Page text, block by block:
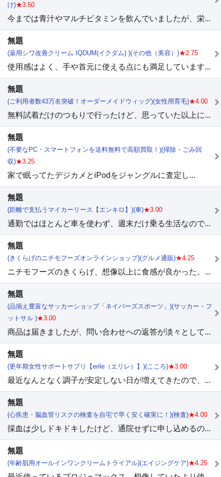
け)★3.50
今までは青汁やマルチビタミンを飲んでいましたが、栄...
無題
(薬用シワ改善クリーム IQDUM(イクダム) )(その他（美容）)★2.75
使用感はよく、手や首元に使える点にも満足しています...
無題
(ご利用者数43万名突破！オーダーメイドウィッグ)(女性用育毛)★4.00
無料試着だけのつもりで行ったけど、思っていた以上に...
無題
(不要なPC・スマートフォンを送料無料で高額買取！)(掃除・ごみ回
収)★3.25
家で眠ってたデジカメとiPodをジャングルに査定し...
無題
(距離で支払うマイカーリース【エンキロ】)(車)★3.00
通勤ではほとんど車を使わず、週末だけ乗る生活なので...
無題
(きくらげのニチモフーズオンラインショップ)(グルメ通販)★4.25
ニチモフーズのきくらげ、想像以上に食感が良かった。...
無題
(品揃え豊富なサッカーショップ「ネイバーズスポーツ」)(サッカー・フ
ットサル )★3.00
商品は届きましたが、問い合わせへの返答が淡々として...
無題
(更年期女性サポートサプリ【erile（エリレ）】)(こころ)★3.00
最近なんとなく調子が安定しない日が増えてきたので、...
無題
(心疾患・脳血管リスクの検査を自宅で早く安く確実に！)(検査)★4.00
採血は少しドキドキしたけど、通院せずに申し込めるの...
無題
(年齢肌用オールインワンクリームトライアル)(エイジングケア)★4.25